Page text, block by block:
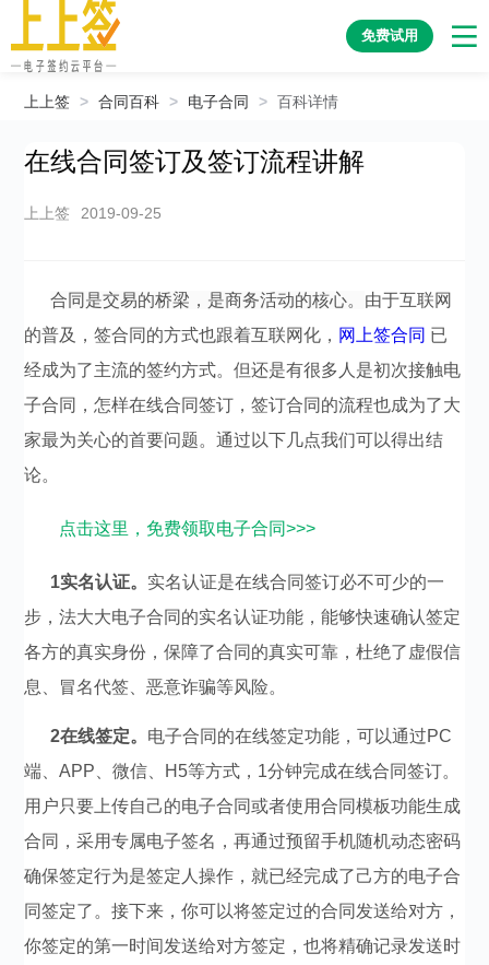
免费试用
上上签 > 合同百科 > 电子合同 > 百科详情
在线合同签订及签订流程讲解
上上签 2019-09-25
合同是交易的桥梁，是商务活动的核心。 由于互联网
的普及，签合同的方式也跟着互联网化， 网上签合同 已
经成为了主流的签约方式。但还是有很多人是初次接触电
子合同，怎样在线合同签订，签订合同的流程也成为了大
家最为关心的首要问题。通过以下几点我们可以得出结
论。
点击这里，免费领取电子合同>>>
1实名认证。 实名认证是在线合同签订必不可少的一
步，法大大电子合同的实名认证功能，能够快速确认签定
各方的真实身份，保障了合同的真实可靠，杜绝了虚假信
息、冒名代签、恶意诈骗等风险。
2在线签定。 电子合同的在线签定功能，可以通过PC
端、APP、微信、H5等方式，1分钟完成在线合同签订。
用户只要上传自己的电子合同或者使用合同模板功能生成
合同，采用专属电子签名，再通过预留手机随机动态密码
确保签定行为是签定人操作，就已经完成了己方的电子合
同签定了。接下来，你可以将签定过的合同发送给对方，
你签定的第一时间发送给对方签定，也将精确记录发送时